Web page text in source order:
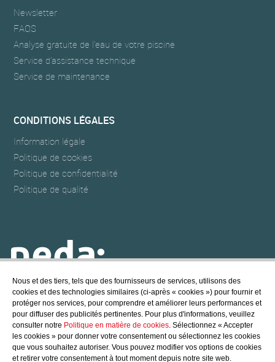
Newsletter
FAQS
Analyse gratuite de l’eau de votre piscine
Service d’assistance technique
Service de maintenance
CONDITIONS LÉGALES
Information légale
Politique de cookies
Politique de confidentialité
Politique de qualité
NEDA POOL & SPA
@ Copyright - 2017 NEDA POOL, S.L.
All rights reserved
Crédits/Politique de cookies
Nous et des tiers, tels que des fournisseurs de services, utilisons des
cookies et des technologies similaires (ci-après « cookies ») pour fournir et
protéger nos services, pour comprendre et améliorer leurs performances et
pour diffuser des publicités pertinentes. Pour plus d'informations, veuillez
consulter notre Politique en matière de cookies. Sélectionnez « Accepter
les cookies » pour donner votre consentement ou sélectionnez les cookies
que vous souhaitez autoriser. Vous pouvez modifier vos options de cookies
et retirer votre consentement à tout moment depuis notre site web.